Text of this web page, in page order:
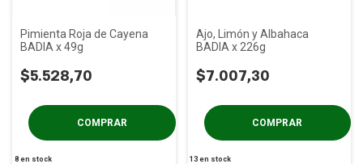
Pimienta Roja de Cayena
BADIA x 49g
$5.528,70
8en stock
Ajo, Limón y Albahaca
BADIA x 226g
$7.007,30
13 en stock